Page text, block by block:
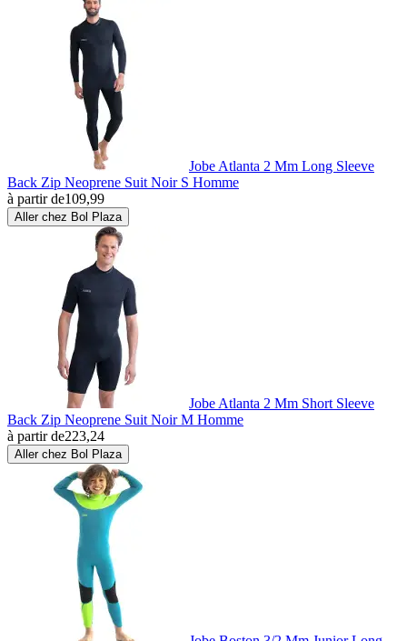
Jobe Atlanta 2 Mm Long Sleeve
Back Zip Neoprene Suit Noir S Homme
à partir de109,99
Aller chez Bol Plaza
Jobe Atlanta 2 Mm Short Sleeve
Back Zip Neoprene Suit Noir M Homme
à partir de223,24
Aller chez Bol Plaza